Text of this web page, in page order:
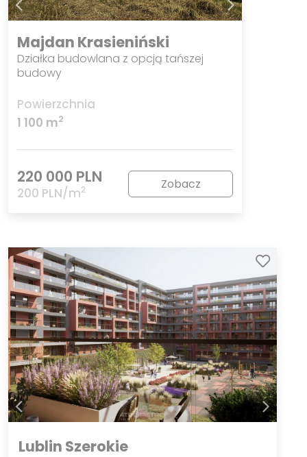
Majdan Krasieniński
Działka budowlana z opcją tańszej
budowy
Powierzchnia
1 100 m2
220 000 PLN
200 PLN/m2 Zobacz
Lublin Szerokie